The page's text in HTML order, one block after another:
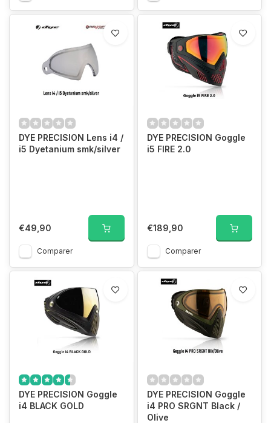
DYE PRECISION Lens i4 /
i5 Dyetanium smk/silver
€49,90
Comparer
DYE PRECISION Goggle
i5 FIRE 2.0
€189,90
Comparer
DYE PRECISION Goggle
i4 BLACK GOLD
DYE PRECISION Goggle
i4 PRO SRGNT Black /
Olive